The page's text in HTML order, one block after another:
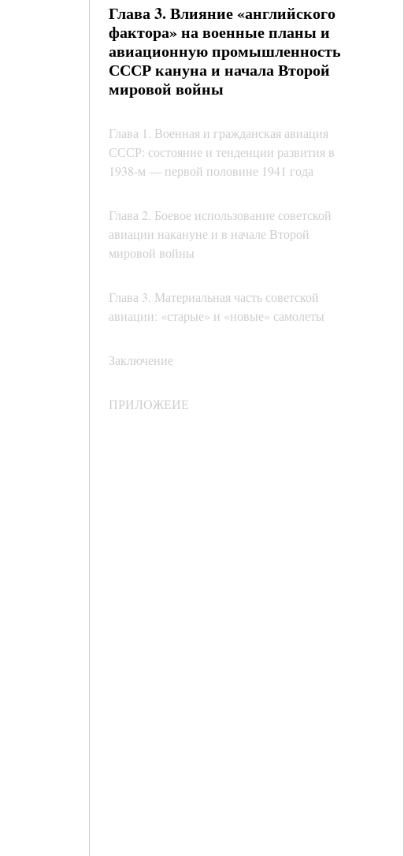
Глава 3. Влияние «английского
фактора» на военные планы и
авиационную промышленность
СССР кануна и начала Второй
мировой войны
Глава 1. Военная и гражданская авиация
СССР: состояние и тенденции развития в
1938-м — первой половине 1941 года
Глава 2. Боевое использование советской
авиации накануне и в начале Второй
мировой войны
Глава 3. Материальная часть советской
авиации: «старые» и «новые» самолеты
Заключение
ПРИЛОЖЕИЕ